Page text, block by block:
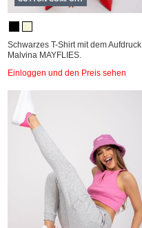
Schwarzes T-Shirt mit dem Aufdruck
Malvina MAYFLIES.
Einloggen und den Preis sehen